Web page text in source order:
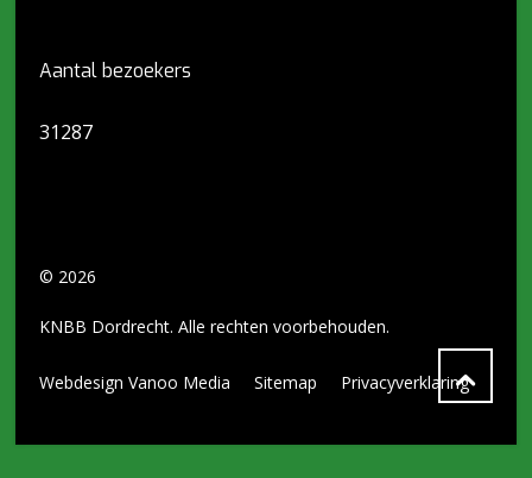
Aantal bezoekers
31287
© 2026
KNBB Dordrecht. Alle rechten voorbehouden.
Webdesign Vanoo Media Sitemap Privacyverklaring